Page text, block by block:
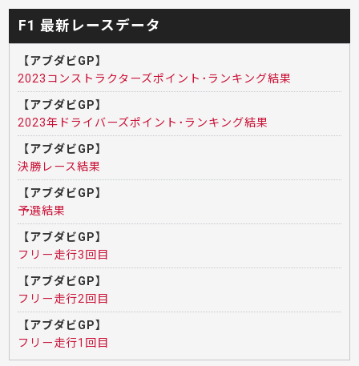
F1 最新レースデータ
【アブダビGP】
2023コンストラクターズポイント･ランキング結果
【アブダビGP】
2023年ドライバーズポイント･ランキング結果
【アブダビGP】
決勝レース結果
【アブダビGP】
予選結果
【アブダビGP】
フリー走行3回目
【アブダビGP】
フリー走行2回目
【アブダビGP】
フリー走行1回目